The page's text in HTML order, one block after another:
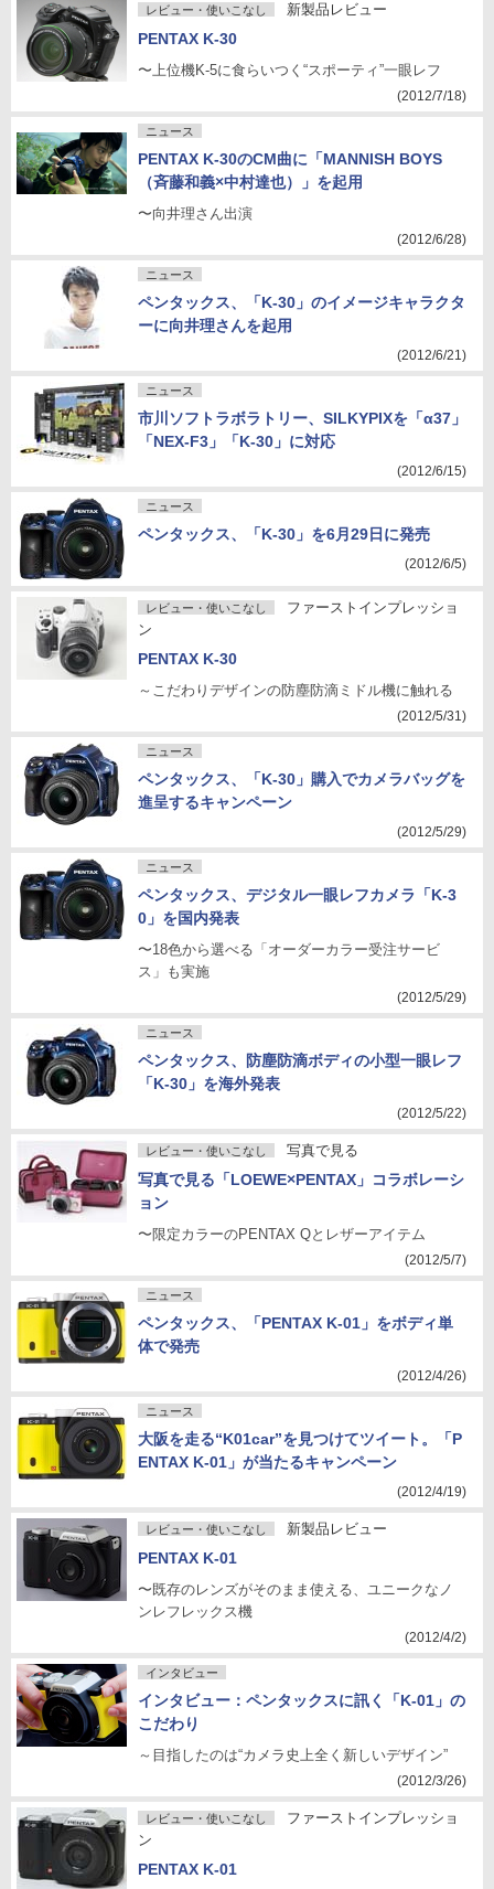
レビュー・使いこなし 新製品レビュー
PENTAX K-30
〜上位機K-5に食らいつく“スポーティ”一眼レフ
(2012/7/18)
ニュース
PENTAX K-30のCM曲に「MANNISH BOYS
（斉藤和義×中村達也）」を起用
〜向井理さん出演
(2012/6/28)
ニュース
ペンタックス、「K-30」のイメージキャラクタ
ーに向井理さんを起用
(2012/6/21)
ニュース
市川ソフトラボラトリー、SILKYPIXを「α37」
「NEX-F3」「K-30」に対応
(2012/6/15)
ニュース
ペンタックス、「K-30」を6月29日に発売
(2012/6/5)
レビュー・使いこなし
ファーストインプレッショ
ン
PENTAX K-30
～こだわりデザインの防塵防滴ミドル機に触れる
(2012/5/31)
ニュース
ペンタックス、「K-30」購入でカメラバッグを
進呈するキャンペーン
(2012/5/29)
ニュース
ペンタックス、デジタル一眼レフカメラ「K-3
0」を国内発表
〜18色から選べる「オーダーカラー受注サービ
ス」も実施
(2012/5/29)
ニュース
ペンタックス、防塵防滴ボディの小型一眼レフ
「K-30」を海外発表
(2012/5/22)
レビュー・使いこなし 写真で見る
写真で見る「LOEWE×PENTAX」コラボレーシ
ョン
〜限定カラーのPENTAX Qとレザーアイテム
(2012/5/7)
ニュース
ペンタックス、「PENTAX K-01」をボディ単
体で発売
(2012/4/26)
ニュース
大阪を走る“K01car”を見つけてツイート。「P
ENTAX K-01」が当たるキャンペーン
(2012/4/19)
レビュー・使いこなし 新製品レビュー
PENTAX K-01
〜既存のレンズがそのまま使える、ユニークなノ
ンレフレックス機
(2012/4/2)
インタビュー
インタビュー：ペンタックスに訊く「K-01」の
こだわり
～目指したのは“カメラ史上全く新しいデザイン”
(2012/3/26)
レビュー・使いこなし
ファーストインプレッショ
ン
PENTAX K-01